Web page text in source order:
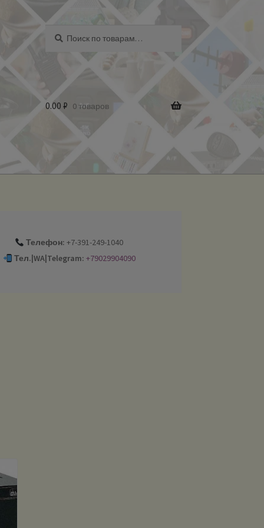
0.00 ₽ 0 товаров
Телефон: +7-391-249-1040
Тел.|WA|Telegram: +79029904090